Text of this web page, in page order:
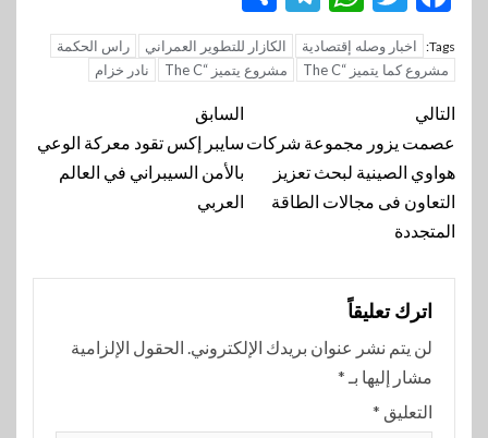
Tags: اخبار وصله إقتصادية الكازار للتطوير العمراني
راس الحكمة
مشروع كما يتميز “The C
مشروع يتميز “The C نادر خزام
تنقل
المقالة
السابق
سايبر إكس تقود معركة الوعي
بالأمن السيبراني في العالم
العربي
التالي
عصمت يزور مجموعة شركات
هواوي الصينية لبحث تعزيز
التعاون فى مجالات الطاقة
المتجددة
اترك تعليقاً
لن يتم نشر عنوان بريدك الإلكتروني. الحقول الإلزامية
مشار إليها بـ *
التعليق *